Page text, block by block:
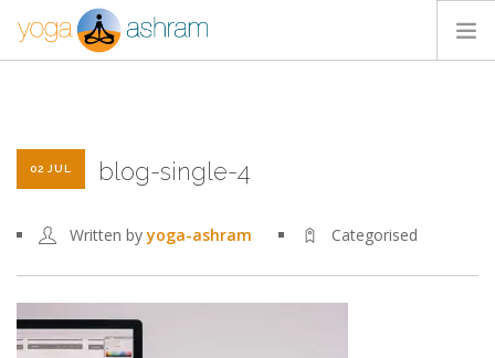
BLOG
02 JUL blog-single-4
Written byyoga-ashram Categorised